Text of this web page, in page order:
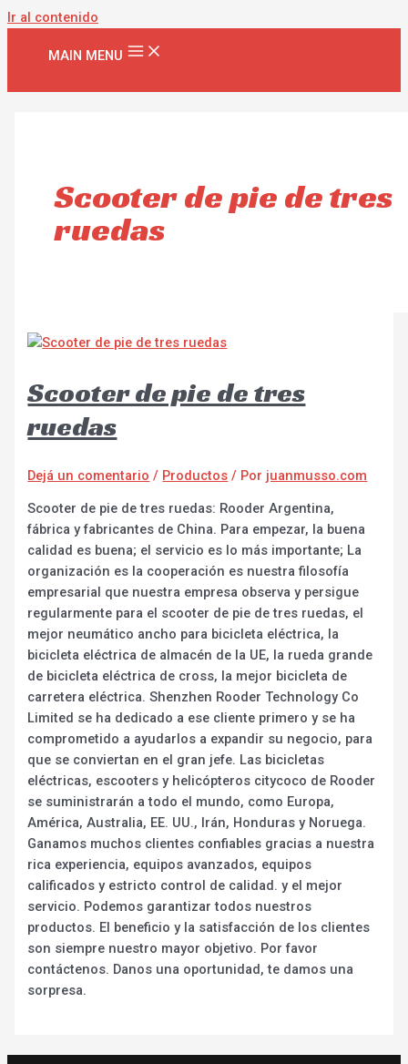
Ir al contenido
MAIN MENU
Scooter de pie de tres
ruedas
Scooter de pie de tres
ruedas
Dejá un comentario / Productos / Por juanmusso.com
Scooter de pie de tres ruedas: Rooder Argentina,
fábrica y fabricantes de China. Para empezar, la buena
calidad es buena; el servicio es lo más importante; La
organización es la cooperación es nuestra filosofía
empresarial que nuestra empresa observa y persigue
regularmente para el scooter de pie de tres ruedas, el
mejor neumático ancho para bicicleta eléctrica, la
bicicleta eléctrica de almacén de la UE, la rueda grande
de bicicleta eléctrica de cross, la mejor bicicleta de
carretera eléctrica. Shenzhen Rooder Technology Co
Limited se ha dedicado a ese cliente primero y se ha
comprometido a ayudarlos a expandir su negocio, para
que se conviertan en el gran jefe. Las bicicletas
eléctricas, escooters y helicópteros citycoco de Rooder
se suministrarán a todo el mundo, como Europa,
América, Australia, EE. UU., Irán, Honduras y Noruega.
Ganamos muchos clientes confiables gracias a nuestra
rica experiencia, equipos avanzados, equipos
calificados y estricto control de calidad. y el mejor
servicio. Podemos garantizar todos nuestros
productos. El beneficio y la satisfacción de los clientes
son siempre nuestro mayor objetivo. Por favor
contáctenos. Danos una oportunidad, te damos una
sorpresa.